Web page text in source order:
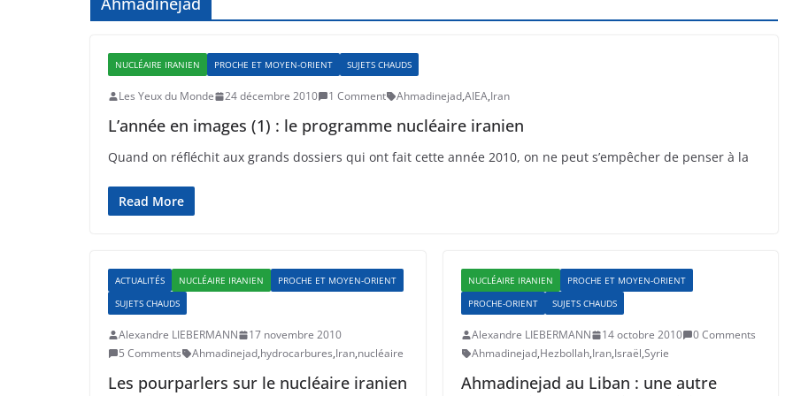
NUCLÉAIRE IRANIEN PROCHE ET MOYEN-ORIENT SUJETS CHAUDS
Les Yeux du Monde 24 décembre 2010 1 Comment Ahmadinejad,AIEA,Iran
L’année en images (1) : le programme nucléaire iranien
Quand on réfléchit aux grands dossiers qui ont fait cette année 2010, on ne peut s’empêcher de penser à la
Read More
ACTUALITÉS NUCLÉAIRE IRANIEN
PROCHE ET MOYEN-ORIENT
SUJETS CHAUDS
Alexandre LIEBERMANN
17 novembre 2010
5 Comments
Ahmadinejad,hydrocarbures,Iran,nucléaire
Les pourparlers sur le nucléaire iranien
NUCLÉAIRE IRANIEN
PROCHE ET MOYEN-ORIENT
PROCHE-ORIENT
SUJETS CHAUDS
Alexandre LIEBERMANN 14 octobre 2010
0 Comments
Ahmadinejad,Hezbollah,Iran,Israël,Syrie
Ahmadinejad au Liban : une autre